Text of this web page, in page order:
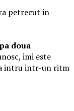
petrecut in
doua
imi este
intru intr-un ritm